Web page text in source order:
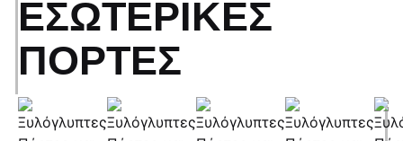
ΕΣΩΤΕΡΙΚΈΣ
ΠΌΡΤΕΣ